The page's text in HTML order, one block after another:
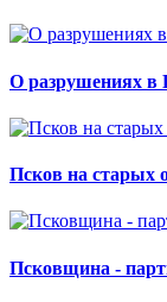
О разрушениях в
Псков на старых
Псковщина -